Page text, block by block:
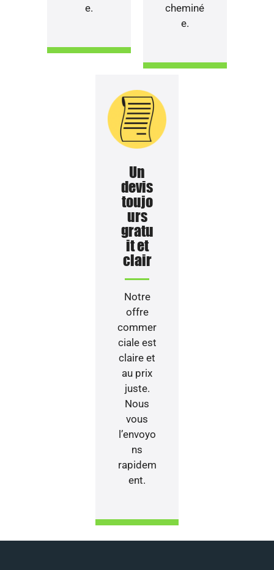
e.
cheminé
e.
Un
devis
toujo
urs
gratu
it et
clair
Notre
offre
commer
ciale est
claire et
au prix
juste.
Nous
vous
l’envoyo
ns
rapidem
ent.